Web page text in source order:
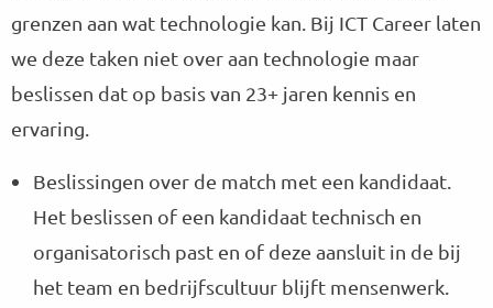
grenzen aan wat technologie kan. Bij ICT Career laten
we deze taken niet over aan technologie maar
beslissen dat op basis van 23+ jaren kennis en
ervaring.
Beslissingen over de match met een kandidaat.
Het beslissen of een kandidaat technisch en
organisatorisch past en of deze aansluit in de bij
het team en bedrijfscultuur blijft mensenwerk.